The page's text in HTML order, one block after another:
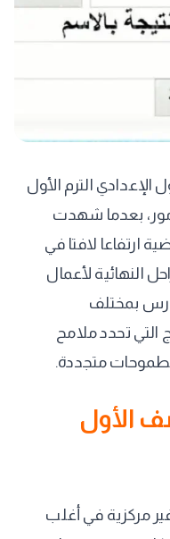
الترم الأول
بعدما شهدت
ارتفاعا لافتا في
النهائية لأعمال
بمختلف
التي تحدد ملامح
متجددة.
الأول
مركزية في أغلب